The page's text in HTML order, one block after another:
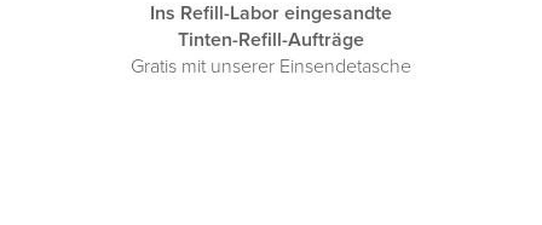
Ins Refill-Labor eingesandte
Tinten-Refill-Aufträge
Gratis mit unserer Einsendetasche